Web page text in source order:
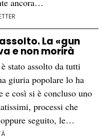
ancora…
La «gun
e non morirà
stato assolto da tutti
giuria popolare lo ha
e così si è concluso uno
processi che
seguito, le…